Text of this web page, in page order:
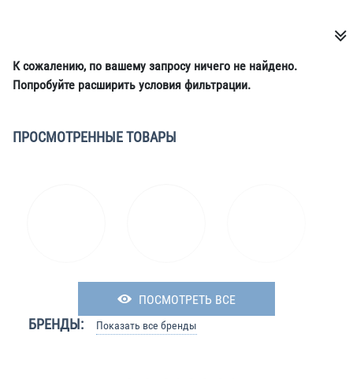
К сожалению, по вашему запросу ничего не найдено.
Попробуйте расширить условия фильтрации.
ПРОСМОТРЕННЫЕ ТОВАРЫ
ПОСМОТРЕТЬ ВСЕ
БРЕНДЫ: Показать все бренды